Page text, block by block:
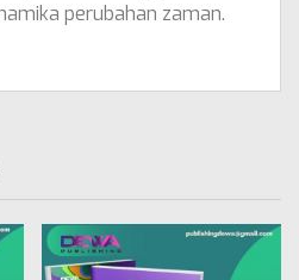
perubahan zaman.